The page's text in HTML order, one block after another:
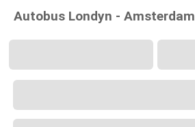
Autobus Londyn - Amsterdam